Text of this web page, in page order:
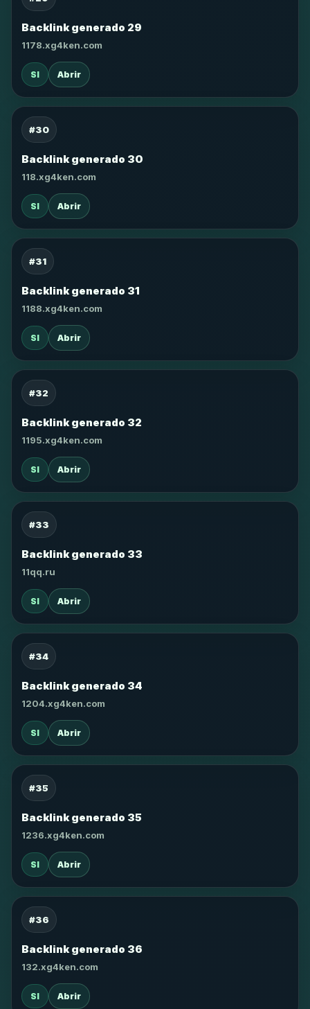
Backlink generado 29
1178.xg4ken.com
SI Abrir
#30
Backlink generado 30
118.xg4ken.com
SI Abrir
#31
Backlink generado 31
1188.xg4ken.com
SI Abrir
#32
Backlink generado 32
1195.xg4ken.com
SI Abrir
#33
Backlink generado 33
11qq.ru
SI Abrir
#34
Backlink generado 34
1204.xg4ken.com
SI Abrir
#35
Backlink generado 35
1236.xg4ken.com
SI Abrir
#36
Backlink generado 36
132.xg4ken.com
SI Abrir